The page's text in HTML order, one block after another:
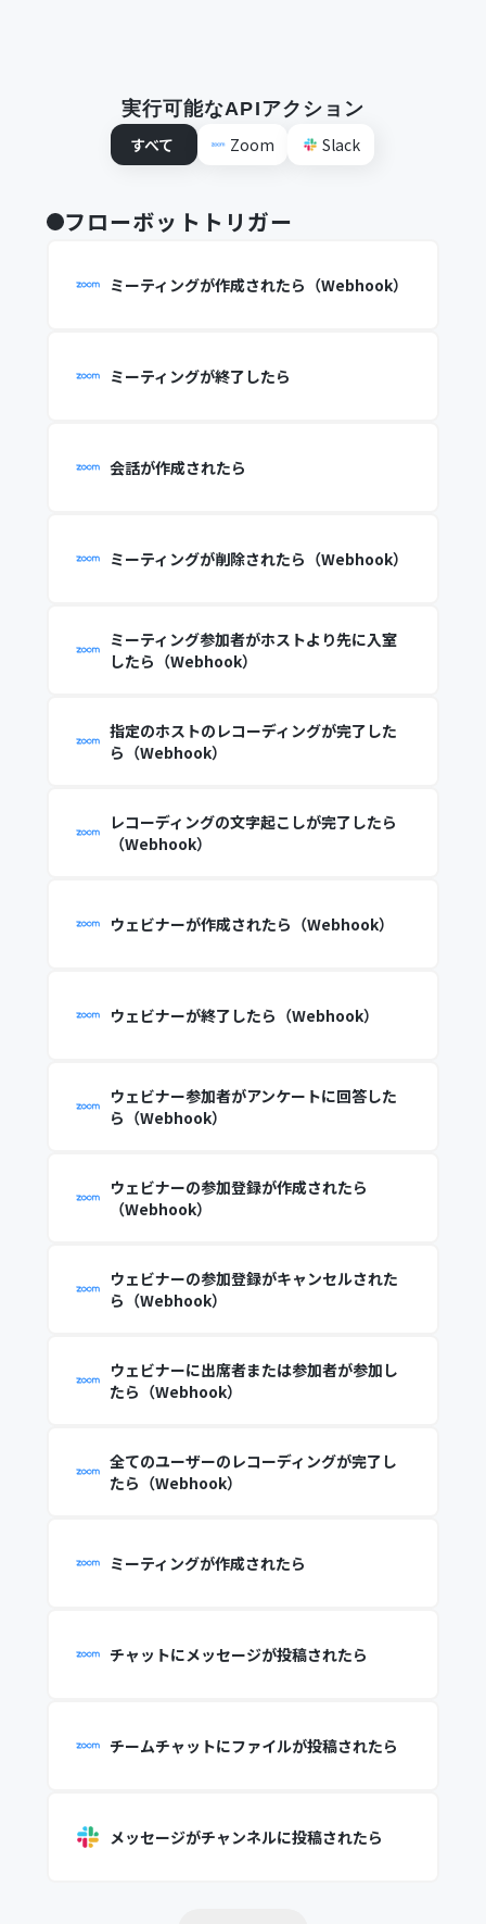
実行可能なAPIアクション
すべて
Zoom Slack
フローボットトリガー
ミーティングが作成されたら（Webhook）
ミーティングが終了したら
会話が作成されたら
ミーティングが削除されたら（Webhook）
ミーティング参加者がホストより先に入室
したら（Webhook）
指定のホストのレコーディングが完了した
ら（Webhook）
レコーディングの文字起こしが完了したら
（Webhook）
ウェビナーが作成されたら（Webhook）
ウェビナーが終了したら（Webhook）
ウェビナー参加者がアンケートに回答した
ら（Webhook）
ウェビナーの参加登録が作成されたら
（Webhook）
ウェビナーの参加登録がキャンセルされた
ら（Webhook）
ウェビナーに出席者または参加者が参加し
たら（Webhook）
全てのユーザーのレコーディングが完了し
たら（Webhook）
ミーティングが作成されたら
チャットにメッセージが投稿されたら
チームチャットにファイルが投稿されたら
メッセージがチャンネルに投稿されたら